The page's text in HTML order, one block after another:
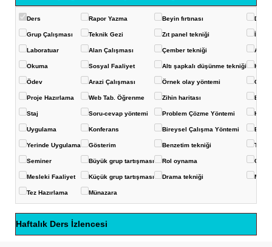
Ders Rapor Yazma Beyin fırtınası
Grup Çalışması Teknik Gezi Zıt panel tekniği
Laboratuar Alan Çalışması Çember tekniği
Okuma Sosyal Faaliyet Altı şapkalı düşünme tekniği
Ödev Arazi Çalışması Örnek olay yöntemi
Proje Hazırlama Web Tab. Öğrenme Zihin haritası Balık
Staj Soru-cevap yöntemi Problem Çözme Yöntemi
Uygulama Konferans Bireysel Çalışma Yöntemi
Yerinde Uygulama Gösterim Benzetim tekniği Ters-
Seminer Büyük grup tartışması Rol oynama
Mesleki Faaliyet Küçük grup tartışması Drama tekniği
Tez Hazırlama Münazara
Haftalık Ders İzlencesi